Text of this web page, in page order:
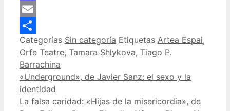
Mastodon
Email
Compartir
Categorías Sin categoría Etiquetas Artea Espai,
Orfe Teatre, Tamara Shlykova, Tiago P.
Barrachina
«Underground», de Javier Sanz: el sexo y la
identidad
La falsa caridad: «Hijas de la misericordia», de